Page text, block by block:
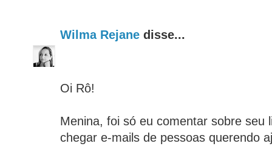
Wilma Rejane disse...
Oi Rô!
Menina, foi só eu comentar sobre seu
chegar e-mails de pessoas querendo